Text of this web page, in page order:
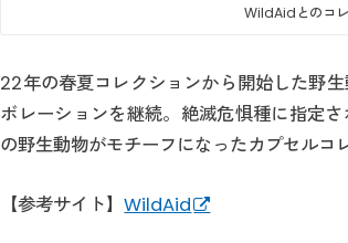
WildAidとのコ
22年の春夏コレクションから開始した野
ボレーションを継続。絶滅危惧種に指定
の野生動物がモチーフになったカプセルコ
【参考サイト】WildAid